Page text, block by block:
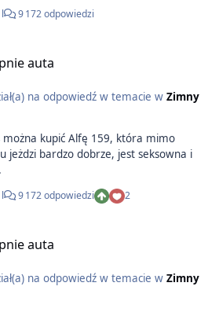
9 172 odpowiedzi
auta
na odpowiedź w temacie w Zimny
można kupić Alfę 159, która mimo
jeżdzi bardzo dobrze, jest seksowna i
9 172 odpowiedzi 2
auta
na odpowiedź w temacie w Zimny